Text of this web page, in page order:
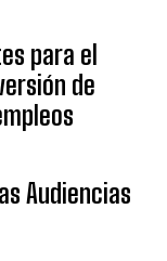
para el
de
Audiencias